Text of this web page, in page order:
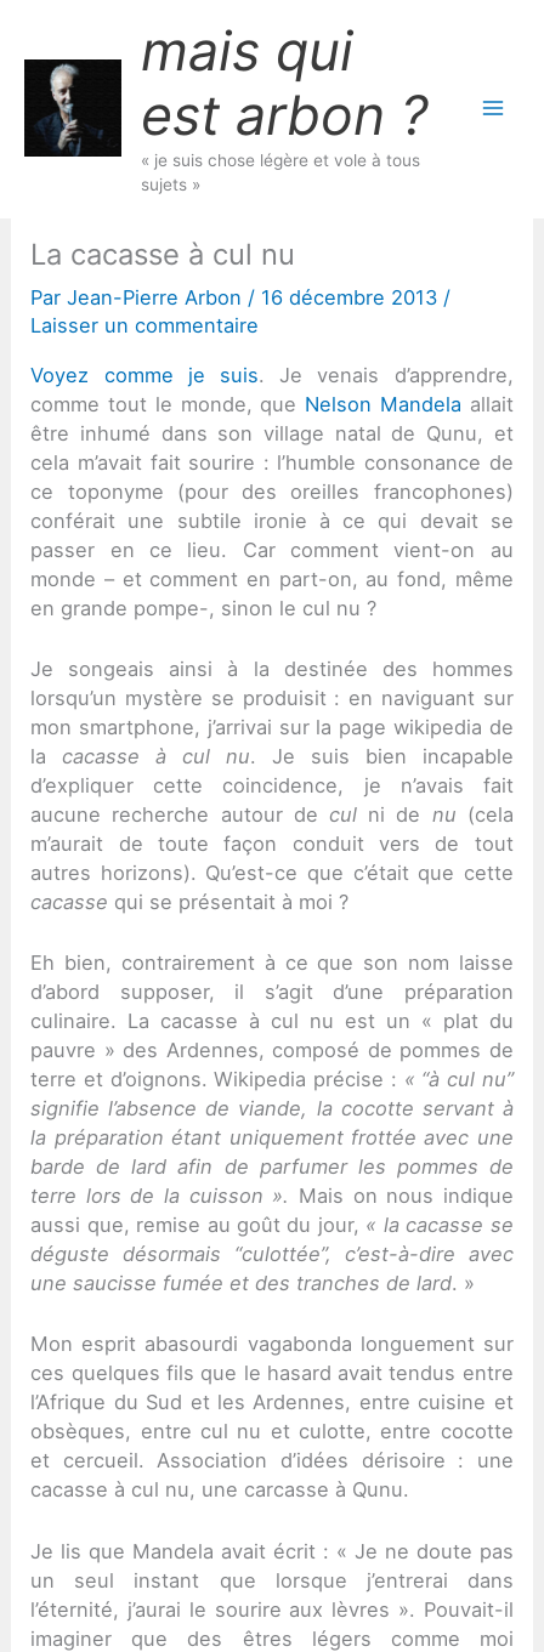
contenu
mais qui
est arbon ?
« je suis chose légère et vole à tous
sujets »
La cacasse à cul nu
ParJean-Pierre Arbon / 16 décembre 2013 /
Laisser un commentaire
Voyez comme je suis. Je venais d’apprendre,
comme tout le monde, que Nelson Mandela allait
être inhumé dans son village natal de Qunu, et
cela m’avait fait sourire : l’humble consonance de
ce toponyme (pour des oreilles francophones)
conférait une subtile ironie à ce qui devait se
passer en ce lieu. Car comment vient-on au
monde – et comment en part-on, au fond, même
en grande pompe-, sinon le cul nu ?
Je songeais ainsi à la destinée des hommes
lorsqu’un mystère se produisit : en naviguant sur
mon smartphone, j’arrivai sur la page wikipedia de
lacacasse à cul nu. Je suis bien incapable
d’expliquer cette coincidence, je n’avais fait
aucune recherche autour de cul ni de nu (cela
m’aurait de toute façon conduit vers de tout
autres horizons). Qu’est-ce que c’était que cette
cacasse qui se présentait à moi ?
Eh bien, contrairement à ce que son nom laisse
d’abord supposer, il s’agit d’une préparation
culinaire. La cacasse à cul nu est un « plat du
pauvre » des Ardennes, composé de pommes de
terre et d’oignons. Wikipedia précise : « “à cul nu”
signifie l’absence de viande, la cocotte servant à
la préparation étant uniquement frottée avec une
barde de lard afin de parfumer les pommes de
terre lors de la cuisson ». Mais on nous indique
aussi que, remise au goût du jour, « la cacasse se
déguste désormais “culottée”, c’est-à-dire avec
une saucisse fumée et des tranches de lard. »
Mon esprit abasourdi vagabonda longuement sur
ces quelques fils que le hasard avait tendus entre
l’Afrique du Sud et les Ardennes, entre cuisine et
obsèques, entre cul nu et culotte, entre cocotte
et cercueil. Association d’idées dérisoire : une
cacasse à cul nu, une carcasse à Qunu.
Je lis que Mandela avait écrit : « Je ne doute pas
un seul instant que lorsque j’entrerai dans
l’éternité, j’aurai le sourire aux lèvres ». Pouvait-il
imaginer que des êtres légers comme moi